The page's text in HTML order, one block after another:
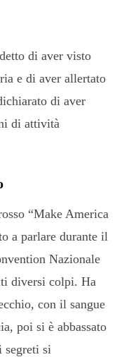
di aver visto
e di aver allertato
di aver
di attività
“Make America
a parlare durante il
Nazionale
diversi colpi. Ha
con il sangue
poi si è abbassato
segreti si